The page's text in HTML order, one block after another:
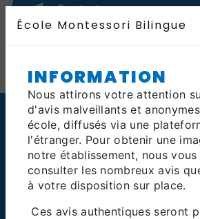
École Montessori Bilingue
INFORMATION
Nous attirons votre attention
d'avis malveillants et
école, diffusés via une
l'étranger. Pour obtenir une
notre établissement, nous
consulter les nombreux avis
à votre disposition sur place.
Ces avis authentiques seront
Contactez-nous